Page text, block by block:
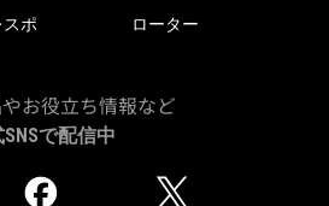
スポ ローター
お役立ち情報など
で配信中